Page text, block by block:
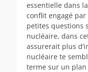
essentielle dans
conflit engagé
petites questions
nucléaire, dans
assurerait plus
nucléaire te
terme sur un plan